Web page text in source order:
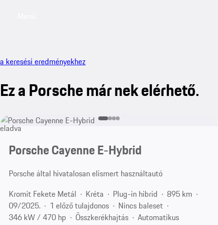
a keresési eredményekhez
Ez a Porsche már nek elérhető.
eladva
Porsche Cayenne E-Hybrid
Porsche által hivatalosan elismert használtautó
Kromit Fekete Metál
Kréta Plug-in hibrid
895 km
09/2025.
1 előző tulajdonos
Nincs baleset
346 kW / 470 hp
Összkerékhajtás
Automatikus